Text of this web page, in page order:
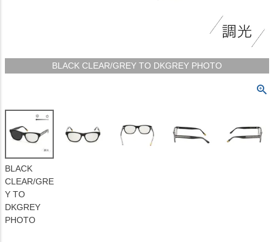
BLACK CLEAR/GREY TO DKGREY PHOTO
BLACK
CLEAR/GRE
Y TO
DKGREY
PHOTO